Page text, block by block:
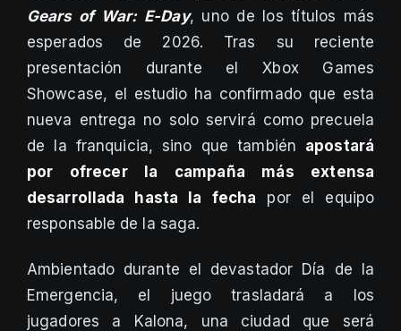
Gears of War: E-Day, uno de los títulos más
esperados de 2026. Tras su reciente
presentación durante el Xbox Games
Showcase, el estudio ha confirmado que esta
nueva entrega no solo servirá como precuela
de la franquicia, sino que también apostará
por ofrecer la campaña más extensa
desarrollada hasta la fecha por el equipo
responsable de la saga.
Ambientado durante el devastador Día de la
Emergencia, el juego trasladará a los
jugadores a Kalona, una ciudad que será